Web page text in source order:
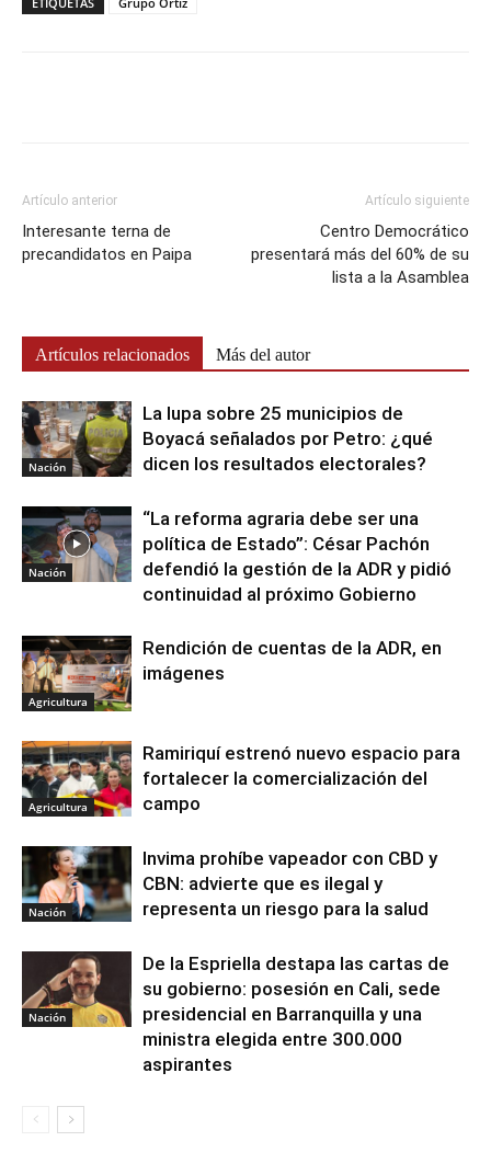
Artículo anterior
Interesante terna de
precandidatos en Paipa
Artículo siguiente
Centro Democrático
presentará más del 60% de su
lista a la Asamblea
Artículos relacionados Más del autor
Nación
La lupa sobre 25 municipios de
Boyacá señalados por Petro: ¿qué
dicen los resultados electorales?
Nación
“La reforma agraria debe ser una
política de Estado”: César Pachón
defendió la gestión de la ADR y pidió
continuidad al próximo Gobierno
Agricultura
Rendición de cuentas de la ADR, en
imágenes
Agricultura
Ramiriquí estrenó nuevo espacio para
fortalecer la comercialización del
campo
Nación
Invima prohíbe vapeador con CBD y
CBN: advierte que es ilegal y
representa un riesgo para la salud
Nación
De la Espriella destapa las cartas de
su gobierno: posesión en Cali, sede
presidencial en Barranquilla y una
ministra elegida entre 300.000
aspirantes